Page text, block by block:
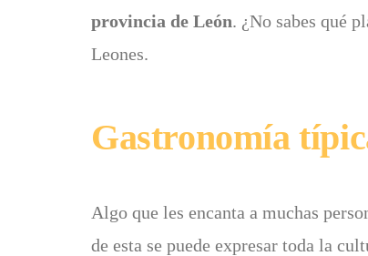
provincia de León. ¿No sabes qué
Leones.
Gastronomía
Algo que les encanta a muchas
de esta se puede expresar toda la